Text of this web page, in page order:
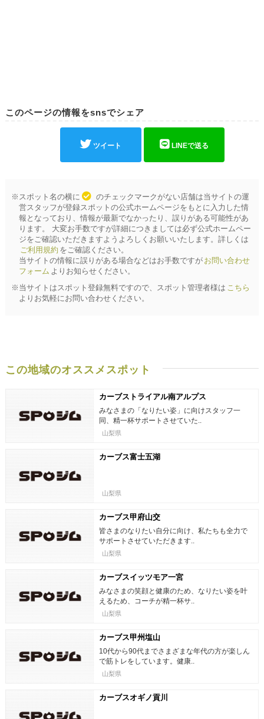
このページの情報をsnsでシェア
ツイート LINEで送る
※スポット名の横に
のチェックマークがない店舗は当サイトの運
営スタッフが登録スポットの公式ホームページをもとに入力した情
報となっており、情報が最新でなかったり、誤りがある可能性があ
ります。 大変お手数ですが詳細につきましては必ず公式ホームペー
ジをご確認いただきますようよろしくお願いいたします。詳しくは
ご利用規約 をご確認ください。
当サイトの情報に誤りがある場合などはお手数ですが お問い合わせ
フォーム よりお知らせください。
※当サイトはスポット登録無料ですので、スポット管理者様は こちら
よりお気軽にお問い合わせください。
この地域のオススメスポット
カーブストライアル南アルプス
みなさまの「なりたい姿」に向けスタッフ一
同、精一杯サポートさせていた..
山梨県
カーブス富士五湖
山梨県
カーブス甲府山交
皆さまのなりたい自分に向け、私たちも全力で
サポートさせていただきます..
山梨県
カーブスイッツモア一宮
みなさまの笑顔と健康のため、なりたい姿を叶
えるため、コーチが精一杯サ..
山梨県
カーブス甲州塩山
10代から90代までさまざまな年代の方が楽しん
で筋トレをしています。健康..
山梨県
カーブスオギノ貢川